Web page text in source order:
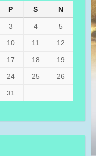
P S N
3 4 5
10 11 12
17 18 19
24 25 26
31